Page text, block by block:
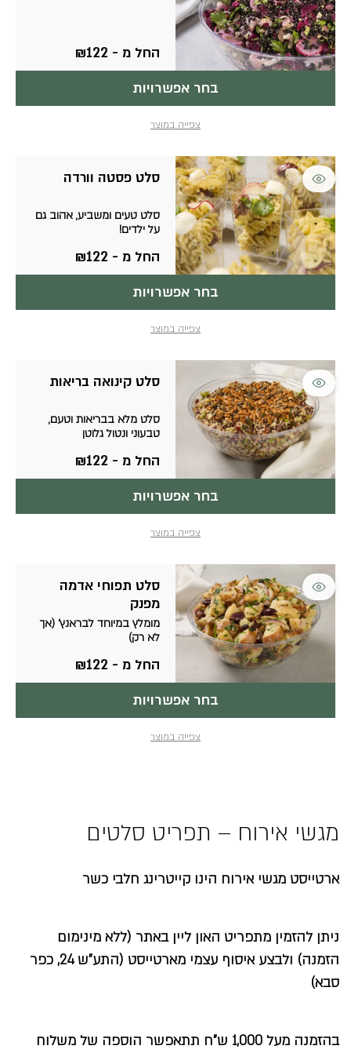
החל מ - ₪122
בחר אפשרויות
האפשרויות
בעמוד
המוצר
צפייה במוצר
סלט פסטה וורדה
סלט טעים ומשביע, אהוב גם
על ילדים!
החל מ - ₪122
בחר אפשרויות
למוצר
מספר
סוגים.
לבחור
את
האפשרויות
בעמוד
צפייה במוצר
סלט קינואה בריאות
סלט מלא בבריאות וטעם,
טבעוני ונטול גלוטן
החל מ - ₪122
בחר אפשרויות
למוצר
מספר
סוגים.
לבחור
את
האפשרויות
בעמוד
צפייה במוצר
סלט תפוחי אדמה
מפנק
מומלץ במיוחד לבראנץ' (אך
לא רק)
החל מ - ₪122
בחר אפשרויות
למוצר
יש
מספר
סוגים.
לבחור
את
האפשרויות
בעמוד
צפייה במוצר
מגשי אירוח – תפריט סלטים
ארטייסט מגשי אירוח הינו קייטרינג חלבי כשר
ניתן להזמין מתפריט האון ליין באתר (ללא מינימום
הזמנה) ולבצע איסוף עצמי מארטייסט (התע”ש 24, כפר
סבא)
בהזמנה מעל 1,000 ש”ח תתאפשר הוספה של משלוח